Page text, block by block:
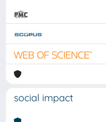
social impact